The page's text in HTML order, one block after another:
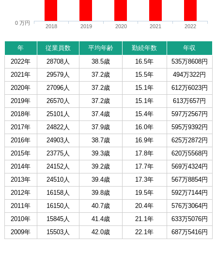
2018 2019 2020 2021 2022
0 万円
年 従業員数 平均年齢 勤続年数
年収
2022年
28708人 38.5歳 16.5年
535万8608円
2021年
29579人 37.2歳 15.5年
494万322円
2020年
27096人 37.2歳 15.1年
612万6023円
2019年
26570人 37.2歳 15.1年
613万657円
2018年
25101人 37.4歳 15.4年
597万2567円
2017年
24822人 37.9歳 16.0年
595万9392円
2016年
24903人 38.7歳 16.9年
625万2872円
2015年
23775人 39.3歳 17.8年
620万5568円
2014年
24152人 39.2歳 17.7年
569万4324円
2013年
24510人 39.4歳 17.3年
567万8854円
2012年
16158人 39.8歳 19.5年
592万7144円
2011年
16150人 40.7歳 20.4年
576万3064円
2010年
15845人 41.4歳 21.1年
633万5076円
2009年
15503人 42.0歳 22.1年 687万5416円